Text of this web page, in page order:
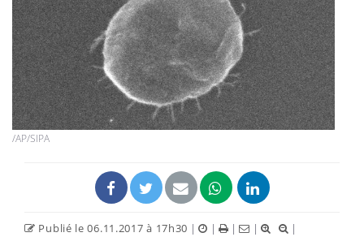
/AP/SIPA
Publié le 06.11.2017 à 17h30 | | | |
|